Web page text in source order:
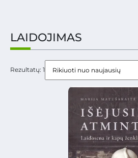
LAIDOJIMAS
Rezultatų: 1